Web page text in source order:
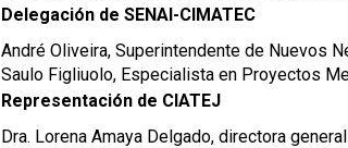
Delegación de SENAI-CIMATEC
André Oliveira, Superintendente de Nuevos
Saulo Figliuolo, Especialista en Proyectos
Representación de CIATEJ
Dra. Lorena Amaya Delgado, directora